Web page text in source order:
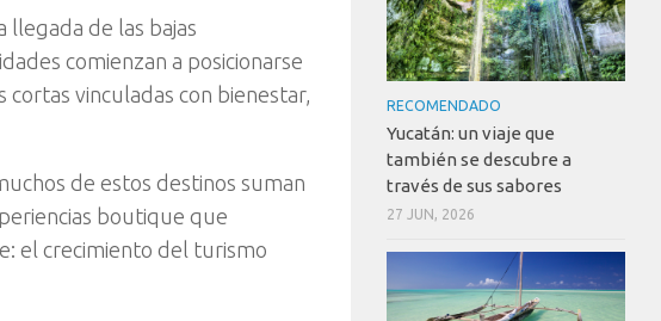
de las bajas
comienzan a posicionarse
cortas vinculadas con bienestar,
de estos destinos suman
boutique que
el crecimiento del turismo
RECOMENDADO
Yucatán: un viaje que
también se descubre a
través de sus sabores
27 JUN, 2026